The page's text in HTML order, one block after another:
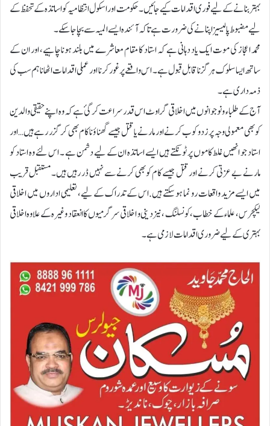
بہتر بنانے کے لیے فوری اقدامات کیے جائیں۔ حکومت اور اسکول انتظامیہ کو اساتذہ کے تحفظ کے
لیے مضبوط پالیسیز اپنانے کی ضرورت ہے تاکہ آئندہ ایسے المیہ سے بچا جا سکے۔
محمد اعجاز کی موت ایک یاد دہانی ہے کہ استاد کا مقام معاشرے میں بلند ہونا چاہیے، اور ان کے
ساتھ ایسا سلوک ہرگز ناقابل قبول ہے۔ اس واقعے پر غور کرنا اور عملی اقدامات اٹھانا ہم سب کی
ذمہ داری ہے۔
آج کے طلباء و نوجوانوں میں اخلاقی گراوٹ اس قدر سراعت کر گئ ہے کہ وہ اپنے حقیقی والدین
کو بھی معمولی وجہ پر زدو کوب کرنے اور مارنے یا قتل جیسے گھناؤنا کام بھی کر گزر رہے ہیں…اور
استاد جو انھیں غلط کاموں پر ٹونکتے ہیں ایسے اساتذہ ان کے لیے دشمن ہے ۔ اس لئے وہ استاد کو
مارنے بے عزتی کرنے اور قتل جیسے کام کو بھی کرنے سے نہیں ڈر رہیں ہیں۔ مستقبل قریب
میں ایسے مزید واقعات رو نما ہوسکتے ہیں. اس کے تدراک کے لیے، تعلیمی اداروں میں اخلاقی
لیکچرس ، علماء کے خطاب ،کونسلنگ ،نیز دینی و اخلاقی سرگرمیوں کا انعقاد وغیرہ کے علاوہ اخلاقی
بہتری کے لیے ضروری اقدامات لازمی ہے ۔